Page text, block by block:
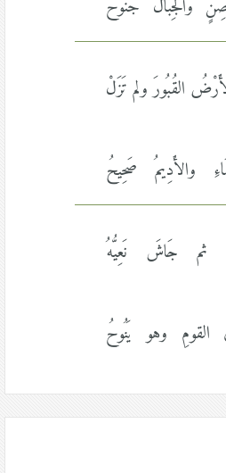
والجِبَالُ جُنُوحُ
القُبُورَ ولم تَزَلْ
والأَدِيمُ صَحِيحُ
ثم جَاشَ نَعِيُّهُ
وهو يَنُوحُ